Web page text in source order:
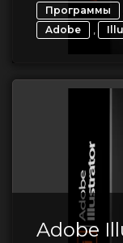
Программы
Adobe ,
Adobe